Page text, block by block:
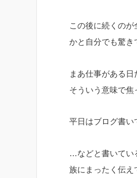
この後に続くの
かと自分でも驚き
まあ仕事がある
そういう意味で焦
平日はブログ書い
…などと書いてい
族にまったく伝え